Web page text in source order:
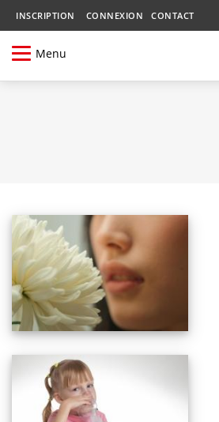
INSCRIPTION CONNEXION CONTACT
Menu